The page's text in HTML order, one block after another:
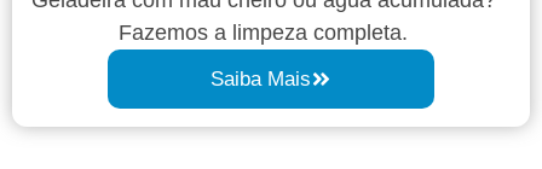
Fazemos a limpeza completa.
Saiba Mais